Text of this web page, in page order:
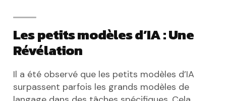
Les petits modèles d’IA : Une
Révélation
Il a été observé que les petits modèles d’IA
surpassent parfois les grands modèles de